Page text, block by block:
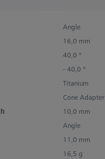
Angle
16,0 mm
40,0 °
- 40,0 °
Titanium
Cone Adapter
10,0 mm
Angle
11,0 mm
16,5 g